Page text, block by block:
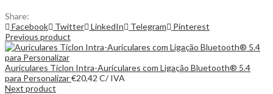
Share:
Facebook
Twitter LinkedIn Telegram
Pinterest
Previous product
Auriculares Ticlon Intra-Auriculares com Ligação Bluetooth® 5.4
para Personalizar€20,42 C/ IVA
Next product